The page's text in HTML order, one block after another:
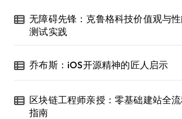
无障碍先锋：克鲁格科技价值观与
测试实践
乔布斯：iOS开源精神的匠人启示
区块链工程师亲授：零基础建站全
指南